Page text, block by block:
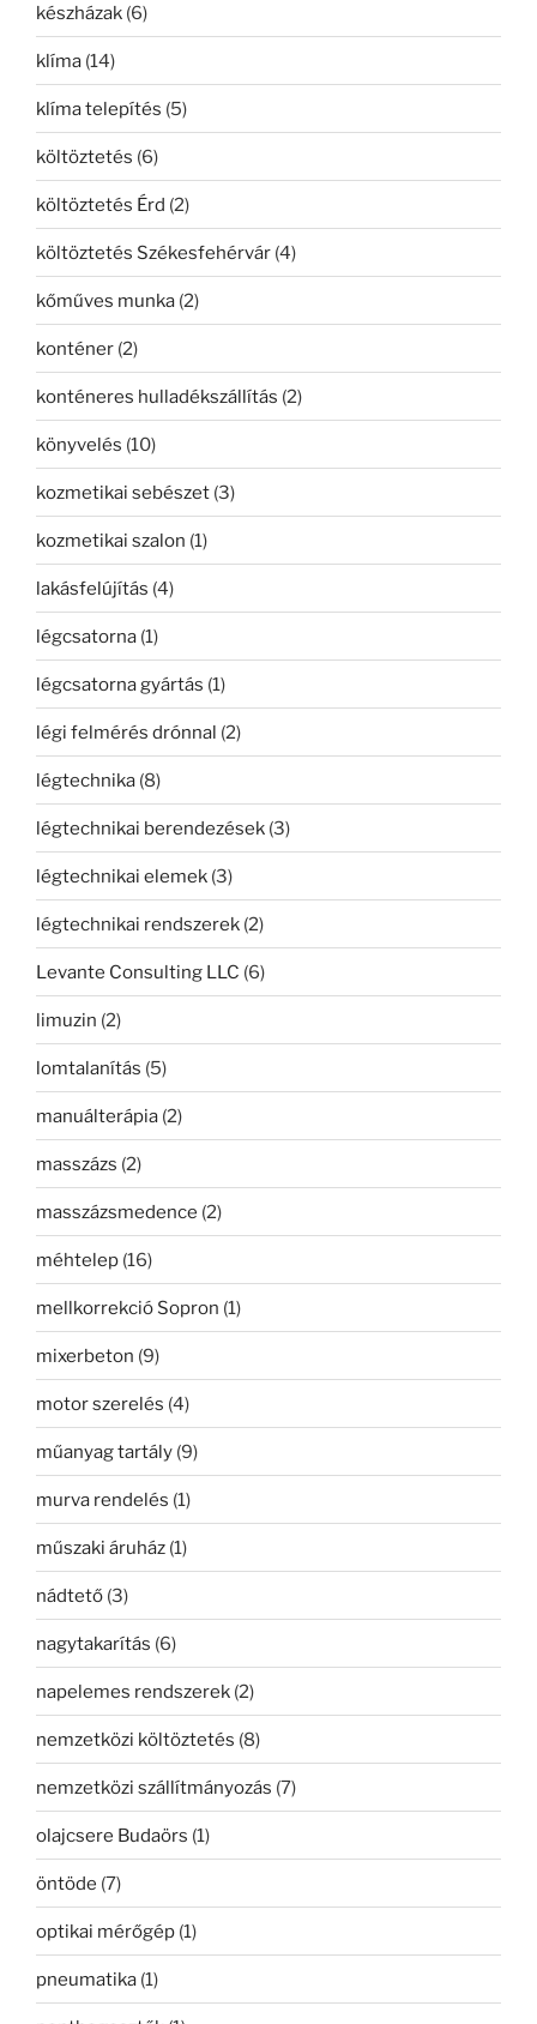
készházak (6)
klíma (14)
klíma telepítés (5)
költöztetés (6)
költöztetés Érd (2)
költöztetés Székesfehérvár (4)
kőműves munka (2)
konténer (2)
konténeres hulladékszállítás (2)
könyvelés (10)
kozmetikai sebészet (3)
kozmetikai szalon (1)
lakásfelújítás (4)
légcsatorna (1)
légcsatorna gyártás (1)
légi felmérés drónnal (2)
légtechnika (8)
légtechnikai berendezések (3)
légtechnikai elemek (3)
légtechnikai rendszerek (2)
Levante Consulting LLC (6)
limuzin (2)
lomtalanítás (5)
manuálterápia (2)
masszázs (2)
masszázsmedence (2)
méhtelep (16)
mellkorrekció Sopron (1)
mixerbeton (9)
motor szerelés (4)
műanyag tartály (9)
murva rendelés (1)
műszaki áruház (1)
nádtető (3)
nagytakarítás (6)
napelemes rendszerek (2)
nemzetközi költöztetés (8)
nemzetközi szállítmányozás (7)
olajcsere Budaörs (1)
öntöde (7)
optikai mérőgép (1)
pneumatika (1)